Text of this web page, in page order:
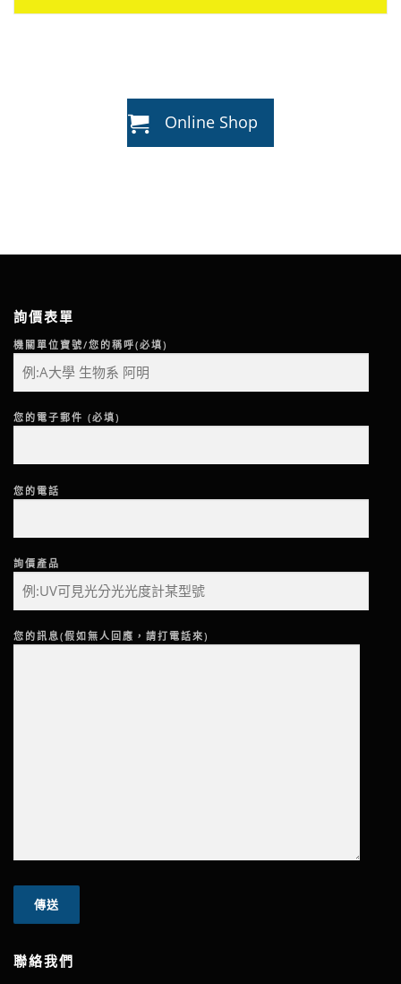
Online Shop
詢價表單
機關單位寶號/您的稱呼(必填)
您的電子郵件 (必填)
您的電話
詢價產品
您的訊息(假如無人回應，請打電話來)
聯絡我們